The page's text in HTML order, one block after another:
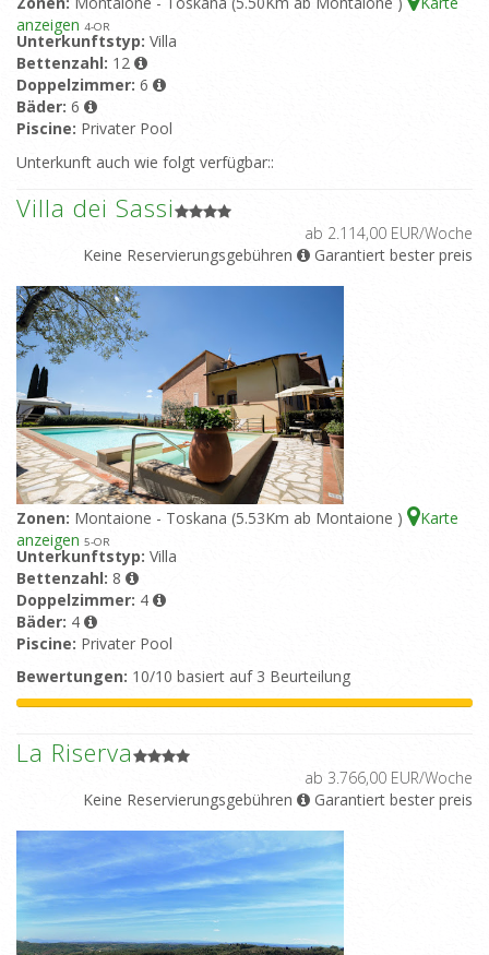
anzeigen 4-OR
Unterkunftstyp: Villa
Bettenzahl: 12
Doppelzimmer: 6
Bäder: 6
Piscine: Privater Pool
Unterkunft auch wie folgt verfügbar::
Villa dei Sassi
ab 2.114,00 EUR/Woche
Keine Reservierungsgebühren
Garantiert bester preis
Zonen: Montaione - Toskana (5.53Km ab Montaione )
Karte
anzeigen 5-OR
Unterkunftstyp: Villa
Bettenzahl: 8
Doppelzimmer: 4
Bäder: 4
Piscine: Privater Pool
Bewertungen: 10/10 basiert auf 3 Beurteilung
La Riserva
ab 3.766,00 EUR/Woche
Keine Reservierungsgebühren
Garantiert bester preis